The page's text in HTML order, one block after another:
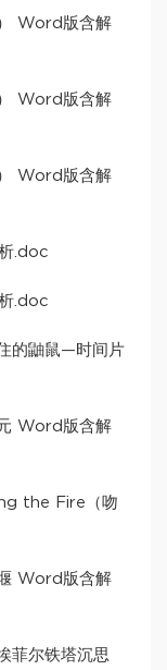
Word版含解
Word版含解
Word版含解
.doc
.doc
的鼬鼠—时间片
Word版含解
the Fire（吻
Word版含解
菲尔铁塔沉思